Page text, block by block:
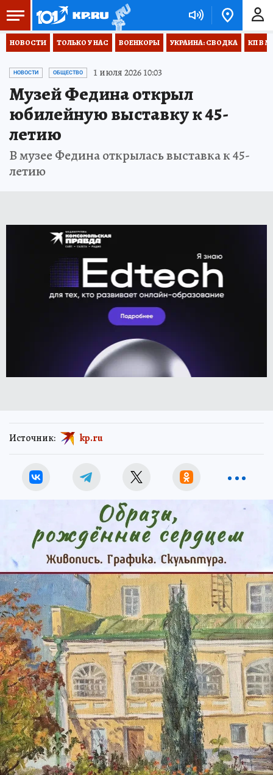
НОВОСТИ ТОЛЬКО У НАС ВОЕНКОРЫ УКРАИНА: СВОДКА КП В
НОВОСТИ ОБЩЕСТВО 1 июля 2026 10:03
Музей Федина открыл
юбилейную выставку к 45-
летию
В музее Федина открылась выставка к 45-
летию
Источник: kp.ru